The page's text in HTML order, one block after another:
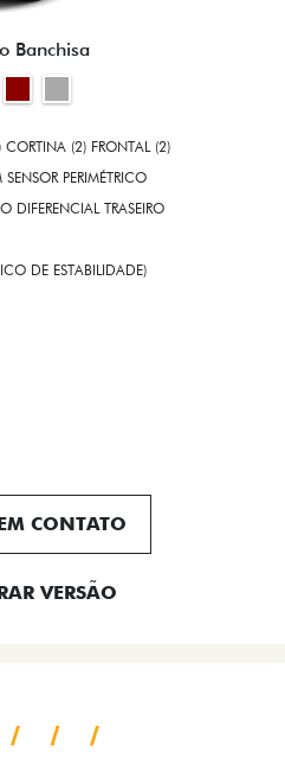
Banchisa
CORTINA (2) FRONTAL (2)
PERIMÉTRICO
TRASEIRO
DE ESTABILIDADE)
CONTATO
VERSÃO